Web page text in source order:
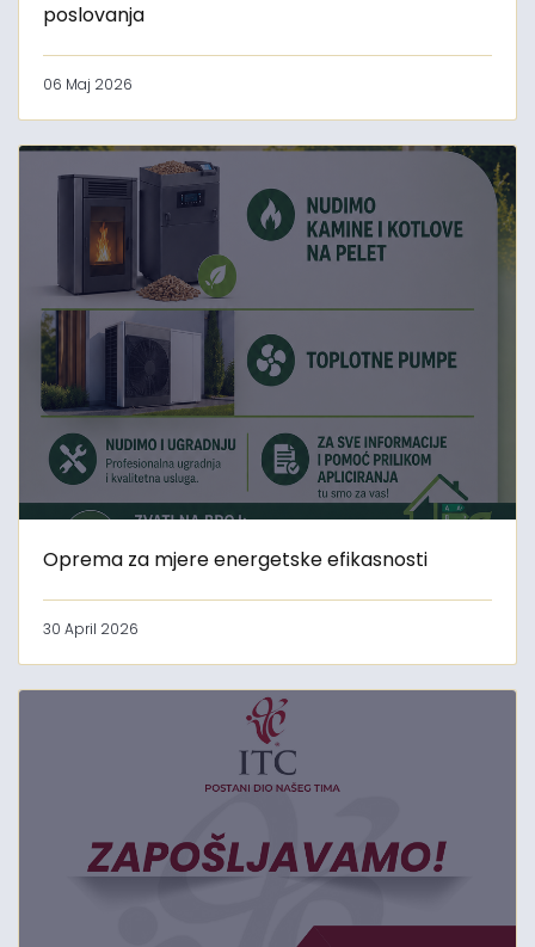
poslovanja
06 Maj 2026
Oprema za mjere energetske efikasnosti
30 April 2026